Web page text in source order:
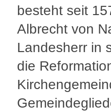
besteht seit
Albrecht von
Landesherr in
die